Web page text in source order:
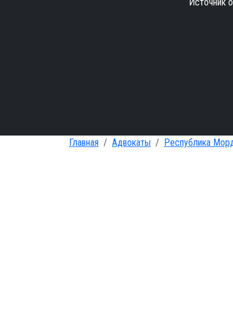
Главная Адвокаты Республика